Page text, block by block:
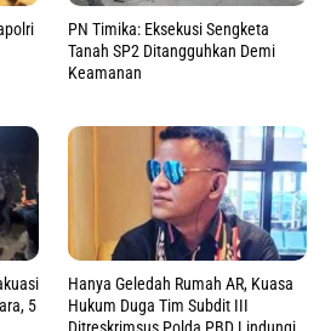
PN Timika: Eksekusi Sengketa
Tanah SP2 Ditangguhkan Demi
Keamanan
5
Hanya Geledah Rumah AR, Kuasa
Hukum Duga Tim Subdit III
Ditreskrimsus Polda PBD Lindungi